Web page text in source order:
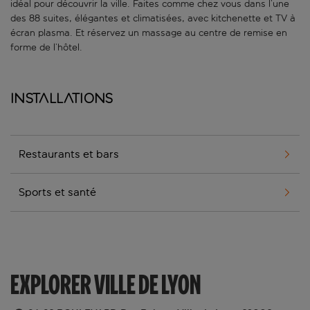
idéal pour découvrir la ville. Faites comme chez vous dans l’une
des 88 suites, élégantes et climatisées, avec kitchenette et TV à
écran plasma. Et réservez un massage au centre de remise en
forme de l’hôtel.
Installations
Restaurants et bars
Sports et santé
EXPLORER VILLE DE LYON